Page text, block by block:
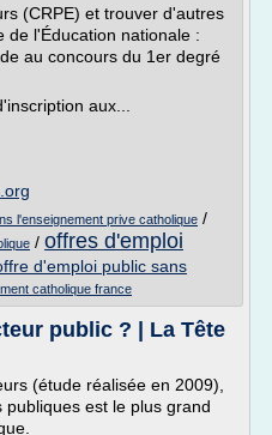
(CRPE) et trouver d'autres
de l'Éducation nationale :
au concours du 1er degré
aux...
l'enseignement prive catholique /
/ offres d'emploi
d'emploi public sans
catholique france
public ? | La Tête
(étude réalisée en 2009),
est le plus grand